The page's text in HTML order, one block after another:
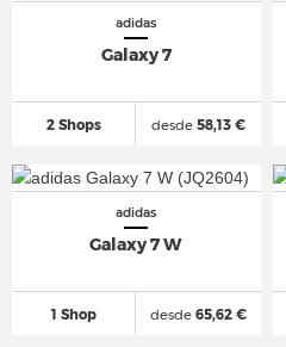
adidas
Galaxy 7
2 Shops desde58,13 €
adidas
Galaxy 7 W
1 Shop desde65,62 €